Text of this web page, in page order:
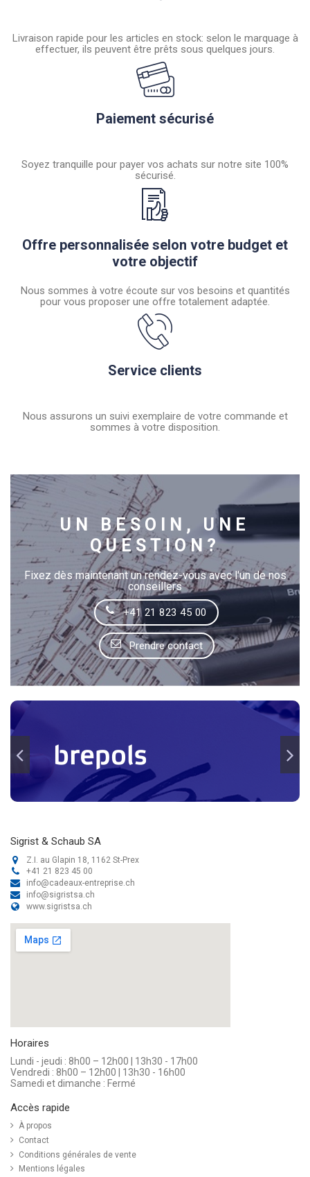
Livraison rapide pour les articles en stock: selon le marquage à
effectuer, ils peuvent être prêts sous quelques jours.
Paiement sécurisé
Soyez tranquille pour payer vos achats sur notre site 100%
sécurisé.
Offre personnalisée selon votre budget et
votre objectif
Nous sommes à votre écoute sur vos besoins et quantités
pour vous proposer une offre totalement adaptée.
Service clients
Nous assurons un suivi exemplaire de votre commande et
sommes à votre disposition.
UN BESOIN, UNE
QUESTION?
Fixez dès maintenant un rendez-vous avec l'un de nos
conseillers
+41 21 823 45 00
Prendre contact
Sigrist & Schaub SA
Z.I. au Glapin 18, 1162 St-Prex
+41 21 823 45 00
info@cadeaux-entreprise.ch
info@sigristsa.ch
www.sigristsa.ch
Horaires
Lundi - jeudi : 8h00 – 12h00 | 13h30 - 17h00
Vendredi : 8h00 – 12h00 | 13h30 - 16h00
Samedi et dimanche : Fermé
Accès rapide
À propos
Contact
Conditions générales de vente
Mentions légales